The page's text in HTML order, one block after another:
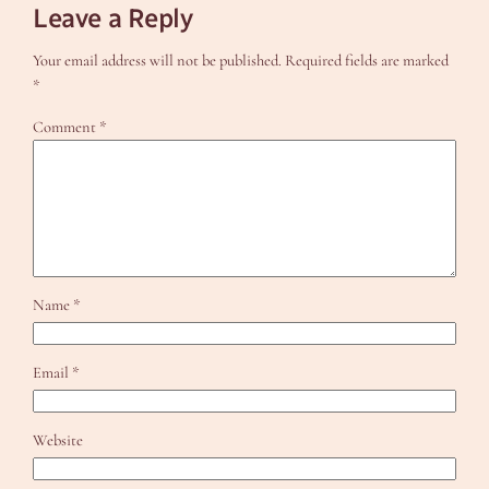
Leave a Reply
Your email address will not be published. Required fields are marked
*
Comment *
Name *
Email *
Website